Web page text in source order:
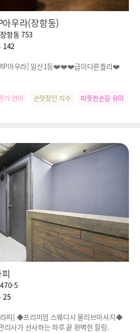
우라(장항동)
항동 753
142
아우라] 일산1등❤️❤️❤️급이다른퀄리❤️
기 연아 손맛장인 지수 따뜻한손길 유미
5
25
피] ◆프리미엄 스웨디시 올리브마사지◆
사가 선사하는 하루 끝 완벽한 힐링.